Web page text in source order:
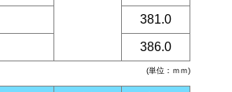
(単位：ｍｍ)
381.0
386.0